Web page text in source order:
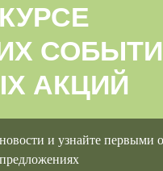
АКЦИЙ
и узнайте первыми